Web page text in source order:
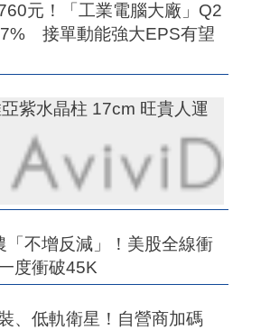
元！「工業電腦大廠」Q2
接單動能強大EPS有望
紫水晶柱 17cm 旺貴人運
「不增反減」！美股全線衝
度衝破45K
、低軌衛星！自營商加碼